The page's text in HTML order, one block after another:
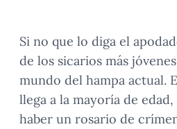
Si no que lo diga el
de los sicarios más
mundo del hampa actual.
llega a la mayoría de
haber un rosario de